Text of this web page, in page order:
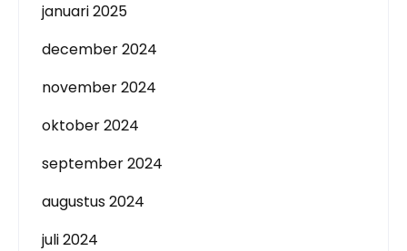
januari 2025
december 2024
november 2024
oktober 2024
september 2024
augustus 2024
juli 2024